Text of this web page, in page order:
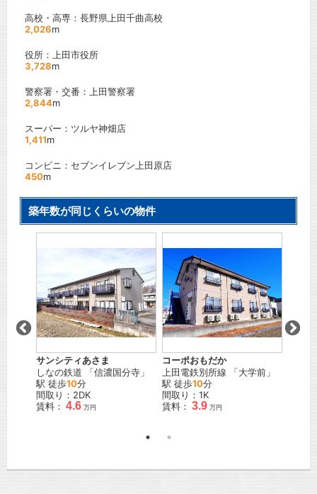
高校・高専：長野県上田千曲高校
2,026m
役所：上田市役所
3,728m
警察署・交番：上田警察署
2,844m
スーパー：ツルヤ神畑店
1,411m
コンビニ：セブンイレブン上田原店
450m
築年数が同じくらいの物件
サンシティあさま
しなの鉄道 「信濃国分寺 」
駅 徒歩10分
間取り：2DK
賃料： 4.6 万円
コーポおもだか
上田電鉄別所線 「大学前 」
駅 徒歩10分
間取り：1K
賃料： 3.9 万円